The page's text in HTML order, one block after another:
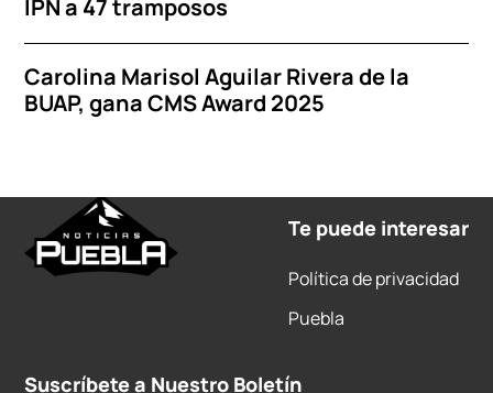
IPN a 47 tramposos
Carolina Marisol Aguilar Rivera de la
BUAP, gana CMS Award 2025
Te puede interesar
Política de privacidad
Puebla
Suscríbete a Nuestro Boletín